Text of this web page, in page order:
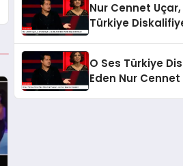
Nur Cennet Uçar,
Türkiye
O Ses Türkiye
Eden Nur Cennet